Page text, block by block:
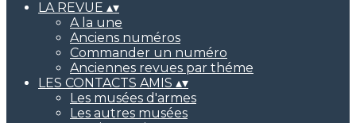
LA REVUE ▴▾
A la une
Anciens numéros
Commander un numéro
Anciennes revues par théme
LES CONTACTS AMIS ▴▾
Les musées d'armes
Les autres musées